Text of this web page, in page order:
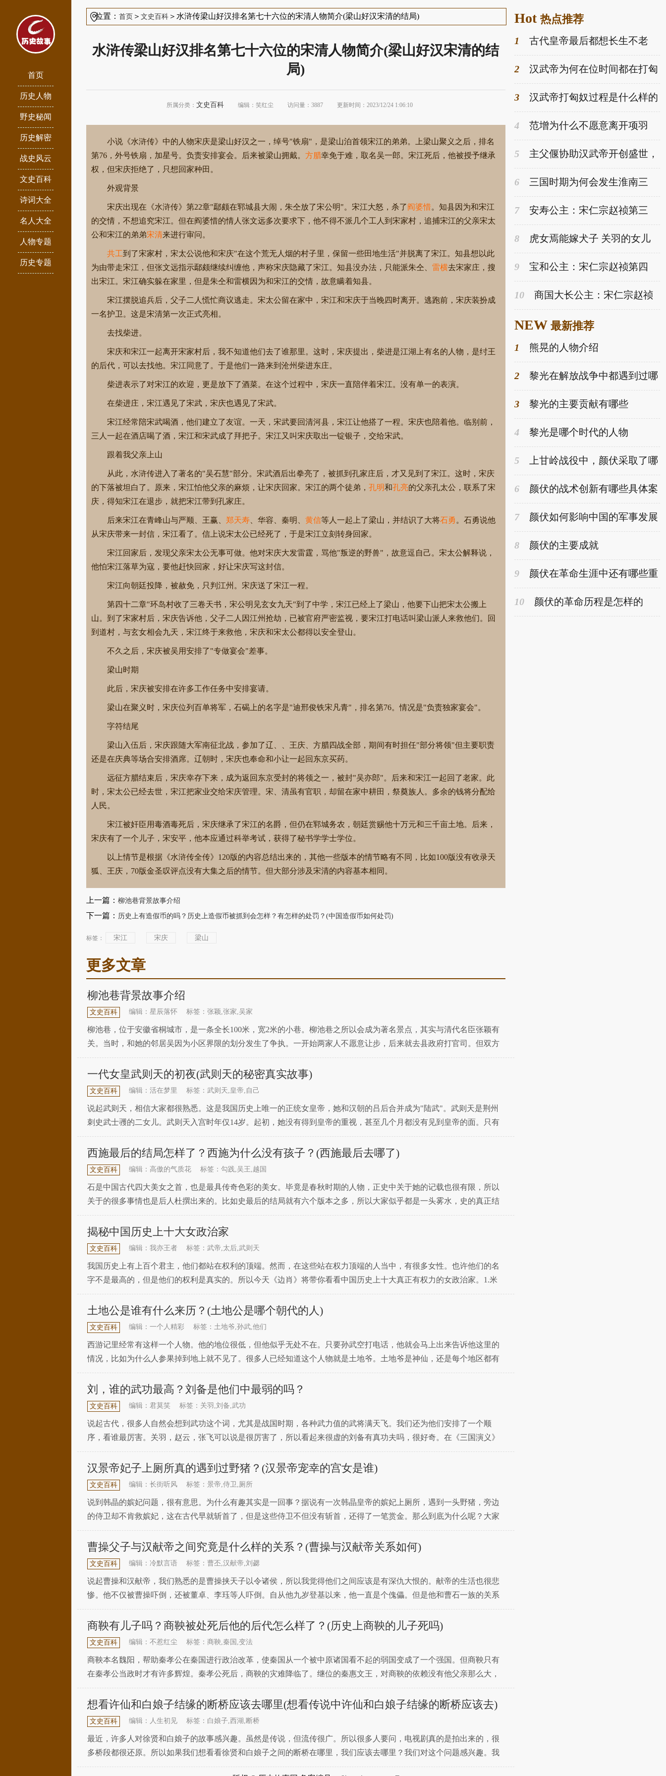
首页
历史人物
野史秘闻
历史解密
战史风云
文史百科
诗词大全
名人大全
人物专题
历史专题
位置：首页 ＞文史百科 ＞水浒传梁山好汉排名第七十六位的宋清人物简介(梁山好汉宋清的结局)
水浒传梁山好汉排名第七十六位的宋清人物简介(梁山好汉宋清的结
局)
所属分类： 文史百科 编辑：笑红尘 访问量：3887 更新时间：2023/12/24 1:06:10
小说《水浒传》中的人物宋庆是梁山好汉之一，绰号"铁扇"，是梁山泊首领宋江的弟弟。上梁山聚义之后，排名
第76，外号铁扇，加星号。负责安排宴会。后来被梁山拥戴。 方腊幸免于难，取名吴一郎。宋江死后，他被授予继承
权，但宋庆拒绝了，只想回家种田。
外观背景
宋庆出现在《水浒传》第22章"鄢颇在郓城县大闹，朱仝放了宋公明"。宋江大怒，杀了阎婆惜。知县因为和宋江
的交情，不想追究宋江。但在阎婆惜的情人张文远多次要求下，他不得不派几个工人到宋家村，追捕宋江的父亲宋太
公和宋江的弟弟宋清来进行审问。
共工到了宋家村，宋太公说他和宋庆"在这个荒无人烟的村子里，保留一些田地生活"并脱离了宋江。知县想以此
为由带走宋江，但张文远指示鄢颇继续纠缠他，声称宋庆隐藏了宋江。知县没办法，只能派朱仝、 雷横去宋家庄，搜
出宋江。宋江确实躲在家里，但是朱仝和雷横因为和宋江的交情，故意瞒着知县。
宋江摆脱追兵后，父子二人慌忙商议逃走。宋太公留在家中，宋江和宋庆于当晚四时离开。逃跑前，宋庆装扮成
一名护卫。这是宋清第一次正式亮相。
去找柴进。
宋庆和宋江一起离开宋家村后，我不知道他们去了谁那里。这时，宋庆提出，柴进是江湖上有名的人物，是纣王
的后代，可以去找他。宋江同意了。于是他们一路来到沧州柴进东庄。
柴进表示了对宋江的欢迎，更是放下了酒菜。在这个过程中，宋庆一直陪伴着宋江。没有单一的表演。
在柴进庄，宋江遇见了宋武，宋庆也遇见了宋武。
宋江经常陪宋武喝酒，他们建立了友谊。一天，宋武要回清河县，宋江让他搭了一程。宋庆也陪着他。临别前，
三人一起在酒店喝了酒，宋江和宋武成了拜把子。宋江又叫宋庆取出一锭银子，交给宋武。
跟着我父亲上山
从此，水浒传进入了著名的"吴石慧"部分。宋武酒后出拳亮了，被抓到孔家庄后，才又见到了宋江。这时，宋庆
的下落被坦白了。原来，宋江怕他父亲的麻烦，让宋庆回家。宋江的两个徒弟， 孔明和孔亮的父亲孔太公，联系了宋
庆，得知宋江在退步，就把宋江带到孔家庄。
后来宋江在青峰山与严顺、王赢、 郑天寿、华容、秦明、 黄信等人一起上了梁山，并结识了大将石勇 。石勇说他
从宋庆带来一封信，宋江看了。信上说宋太公已经死了，于是宋江立刻转身回家。
宋江回家后，发现父亲宋太公无事可做。他对宋庆大发雷霆，骂他"叛逆的野兽"，故意逗自己。宋太公解释说，
他怕宋江落草为寇，要他赶快回家，好让宋庆写这封信。
宋江向朝廷投降，被赦免，只判江州。宋庆送了宋江一程。
第四十二章"环岛村收了三卷天书，宋公明见玄女九天"到了中学，宋江已经上了梁山，他要下山把宋太公搬上
山。到了宋家村后，宋庆告诉他，父子二人因江州抢劫，已被官府严密监视，要宋江打电话叫梁山派人来救他们。回
到道村，与玄女相会九天，宋江终于来救他，宋庆和宋太公都得以安全登山。
不久之后，宋庆被吴用安排了"专做宴会"差事。
梁山时期
此后，宋庆被安排在许多工作任务中安排宴请。
梁山在聚义时，宋庆位列百单将军，石碣上的名字是"迪邢俊铁宋凡青"，排名第76。情况是"负责独家宴会"。
字符结尾
梁山入伍后，宋庆跟随大军南征北战，参加了辽、、王庆、方腊四战全部，期间有时担任"部分将领"但主要职责
还是在庆典等场合安排酒席。辽朝时，宋庆也奉命和小让一起回东京买药。
远征方腊结束后，宋庆幸存下来，成为返回东京受封的将领之一，被封"吴亦郎"。后来和宋江一起回了老家。此
时，宋太公已经去世，宋江把家业交给宋庆管理。宋、清虽有官职，却留在家中耕田，祭奠族人。多余的钱将分配给
人民。
宋江被奸臣用毒酒毒死后，宋庆继承了宋江的名爵，但仍在郓城务农，朝廷赏赐他十万元和三千亩土地。后来，
宋庆有了一个儿子，宋安平，他本应通过科举考试，获得了秘书学学士学位。
以上情节是根据《水浒传全传》120版的内容总结出来的，其他一些版本的情节略有不同，比如100版没有收录天
狐、王庆，70版金圣叹评点没有大集之后的情节。但大部分涉及宋清的内容基本相同。
上一篇： 柳池巷背景故事介绍
下一篇： 历史上有造假币的吗？历史上造假币被抓到会怎样？有怎样的处罚？(中国造假币如何处罚)
标签： 宋江 宋庆 梁山
更多文章
柳池巷背景故事介绍
文史百科 编辑：星辰落怀 标签：张颖,张家,吴家
柳池巷，位于安徽省桐城市，是一条全长100米，宽2米的小巷。柳池巷之所以会成为著名景点，其实与清代名臣张颖有
关。当时，和她的邻居吴因为小区界限的划分发生了争执。一开始两家人不愿意让步，后来就去县政府打官司。但双方
都是显赫家族，县长一时半会儿做不了主。那么这件事是怎么让柳池巷出名的呢？给大家讲讲这背后
一代女皇武则天的初夜(武则天的秘密真实故事)
文史百科 编辑：活在梦里 标签：武则天,皇帝,自己
说起武则天，相信大家都很熟悉。这是我国历史上唯一的正统女皇帝，她和汉朝的吕后合并成为"陆武"。武则天是荆州
刺史武士彟的二女儿。武则天入宫时年仅14岁。起初，她没有得到皇帝的重视，甚至几个月都没有见到皇帝的面。只有
整天待在冶亭宫，向太监们学习一些宫廷的规矩和礼仪。在这期间，还有一个叫徐慧的姑娘和她一起
西施最后的结局怎样了？西施为什么没有孩子？(西施最后去哪了)
文史百科 编辑：高傲的气质花 标签：勾践,吴王,越国
石是中国古代四大美女之首，也是最具传奇色彩的美女。毕竟是春秋时期的人物，正史中关于她的记载也很有限，所以
关于的很多事情也是后人杜撰出来的。比如史最后的结局就有六个版本之多，所以大家似乎都是一头雾水，史的真正结
局可能还是个谜。可是史为什么一辈子都不生孩子呢？这个还是可以讨论的。从古至今，凡是用女人征服
揭秘中国历史上十大女政治家
文史百科 编辑：我亦王者 标签：武帝,太后,武则天
我国历史上有上百个君主，他们都站在权利的顶端。然而，在这些站在权力顶端的人当中，有很多女性。也许他们的名
字不是最高的，但是他们的权利是真实的。所以今天《边肖》将带你看看中国历史上十大真正有权力的女政治家。1.米
月:秦即位之初，宣太后即位，在位期间，她征服了伊曲，从而消灭了秦在西方的大灾难。2.吕后:
土地公是谁有什么来历？(土地公是哪个朝代的人)
文史百科 编辑：一个人精彩 标签：土地爷,孙武,他们
西游记里经常有这样一个人物。他的地位很低，但他似乎无处不在。只要孙武空打电话，他就会马上出来告诉他这里的
情况，比如为什么人参果掉到地上就不见了。很多人已经知道这个人物就是土地爷。土地爷是神仙，还是每个地区都有
不同的神仙？他们为什么生活在地下，他们的起源是什么？土地爷好像是个很弱的角色。西游记里的他们
刘，谁的武功最高？刘备是他们中最弱的吗？
文史百科 编辑：君莫笑 标签：关羽,刘备,武功
说起古代，很多人自然会想到武功这个词，尤其是战国时期，各种武力值的武将满天飞。我们还为他们安排了一个顺
序，看谁最厉害。关羽，赵云，张飞可以说是很厉害了，所以看起来很虚的刘备有真功夫吗，很好奇。在《三国演义》
中，刘与在桃园交谊的故事为世人所熟知。在那个乱世，刘对的兄弟情谊无疑是令人钦佩的。虽然都是从底
汉景帝妃子上厕所真的遇到过野猪？(汉景帝宠幸的宫女是谁)
文史百科 编辑：长街听风 标签：景帝,侍卫,厕所
说到韩晶的嫔妃问题，很有意思。为什么有趣其实是一回事？据说有一次韩晶皇帝的嫔妃上厕所，遇到一头野猪，旁边
的侍卫却不肯救嫔妃，这在古代早就斩首了，但是这些侍卫不但没有斩首，还得了一笔赏金。那么到底为什么呢？大家
一起来分析一下吧！景帝最宠爱的妃子上厕所时被野猪突袭。当时景帝让侍卫救她，侍卫只是站着不动。
曹操父子与汉献帝之间究竟是什么样的关系？(曹操与汉献帝关系如何)
文史百科 编辑：冷默言语 标签：曹丕,汉献帝,刘勰
说起曹操和汉献帝，我们熟悉的是曹操挟天子以令诸侯，所以我觉得他们之间应该是有深仇大恨的。献帝的生活也很悲
惨。他不仅被曹操吓倒，还被董卓、李珏等人吓倒。自从他九岁登基以来，他一直是个傀儡。但是他和曹石一族的关系
并不仅限于君主和他的敌人，他们还是姻亲，这种关系还是有点奇怪的。那么，他们是什么样的关系呢？
商鞅有儿子吗？商鞅被处死后他的后代怎么样了？(历史上商鞅的儿子死吗)
文史百科 编辑：不惹红尘 标签：商鞅,秦国,变法
商鞅本名魏阳，帮助秦孝公在秦国进行政治改革，使秦国从一个被中原诸国看不起的弱国变成了一个强国。但商鞅只有
在秦孝公当政时才有许多辉煌。秦孝公死后，商鞅的灾难降临了。继位的秦惠文王，对商鞅的依赖没有他父亲那么大，
商鞅又招惹了秦国的贵族，所以只有死。然而，商鞅虽然要死，但他的后代呢？商鞅之所以必须死，正是
想看许仙和白娘子结缘的断桥应该去哪里(想看传说中许仙和白娘子结缘的断桥应该去)
文史百科 编辑：人生初见 标签：白娘子,西湖,断桥
最近，许多人对徐贤和白娘子的故事感兴趣。虽然是传说，但流传很广。所以很多人要问，电视剧真的是拍出来的，很
多桥段都很还原。所以如果我们想看看徐贤和白娘子之间的断桥在哪里，我们应该去哪里？我们对这个问题感兴趣。我
们继续分析吧。1.去哪里看徐贤和白娘子结缘的断桥？徐贤和白娘子的断桥在"杭州"不是苏州，大家
Hot 热点推荐
1
古代皇帝最后都想长生不老
他们为何大多数都壮年就死了-趣
历史网
2
汉武帝为何在位时间都在打匈
奴 最后为什么停止了-趣历史网
3
汉武帝打匈奴过程是什么样的
汉武帝后面为何节节败退-趣历史
网
4
范增为什么不愿意离开项羽
项羽为何对他如此信任-趣历史网
5
主父偃协助汉武帝开创盛世，
为何最后被族杀？-趣历史网
6
三国时期为何会发生淮南三
叛?最后是什么结果？-趣历史网
7
安寿公主：宋仁宗赵祯第三
女，以母宠深得赵祯深爱-趣历史
网
8
虎女焉能嫁犬子 关羽的女儿
最后嫁给了谁-趣历史网
9
宝和公主：宋仁宗赵祯第四
女，她有着怎样的经历？-趣历史
网
10
商国大长公主：宋仁宗赵祯
第六女，刚出生满六天就夭折-趣
历史网
NEW 最新推荐
1 熊晃的人物介绍
2
黎光在解放战争中都遇到过哪
些挑战
3
黎光的主要贡献有哪些
4 黎光是哪个时代的人物
5
上甘岭战役中，颜伏采取了哪
些战术取得胜利
6
颜伏的战术创新有哪些具体案
例
7
颜伏如何影响中国的军事发展
8 颜伏的主要成就
9
颜伏在革命生涯中还有哪些重
要的角色
10
颜伏的革命历程是怎样的